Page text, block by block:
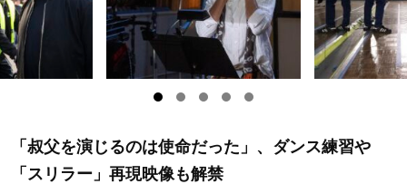
「叔父を演じるのは使命だった」、ダンス練習や
「 スリラー」再現映像も解禁